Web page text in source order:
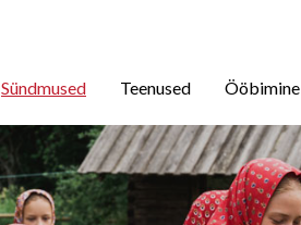
Sündmused Teenused Ööbimine